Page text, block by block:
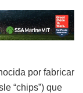
por fabricar
“chips”) que